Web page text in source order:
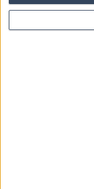
Save my name,
next time I comment.